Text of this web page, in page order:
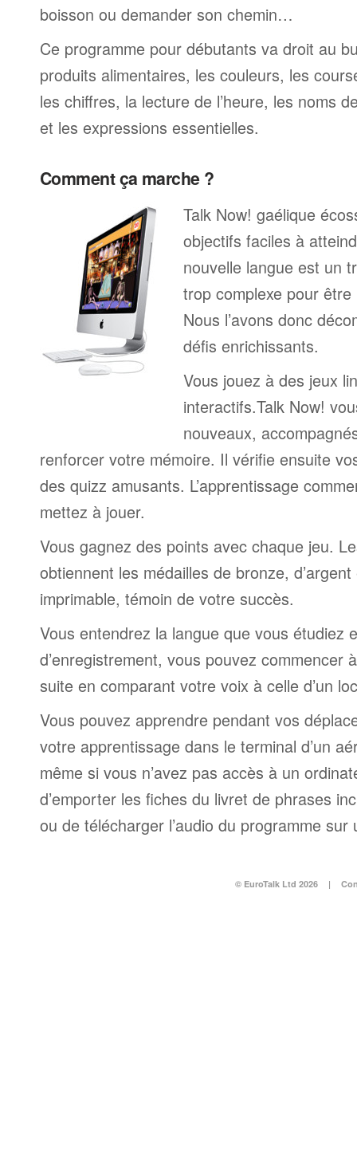
boisson ou demander son chemin…
Ce programme pour débutants va droit au
produits alimentaires, les couleurs, les
les chiffres, la lecture de l’heure, les noms
et les expressions essentielles.
Comment ça marche ?
Talk Now! gaélique
objectifs faciles à
nouvelle langue est un
trop complexe pour être
Nous l’avons donc
défis enrichissants.
Vous jouez à des jeux
interactifs.Talk Now!
nouveaux,
renforcer votre mémoire. Il vérifie ensuite
des quizz amusants. L’apprentissage
mettez à jouer.
Vous gagnez des points avec chaque jeu.
obtiennent les médailles de bronze,
imprimable, témoin de votre succès.
Vous entendrez la langue que vous étudiez
d’enregistrement, vous pouvez commencer
suite en comparant votre voix à celle d’un
Vous pouvez apprendre pendant vos
votre apprentissage dans le terminal d’un
même si vous n’avez pas accès à un
d’emporter les fiches du livret de phrases
ou de télécharger l’audio du programme sur
© EuroTalk Ltd 2026 |